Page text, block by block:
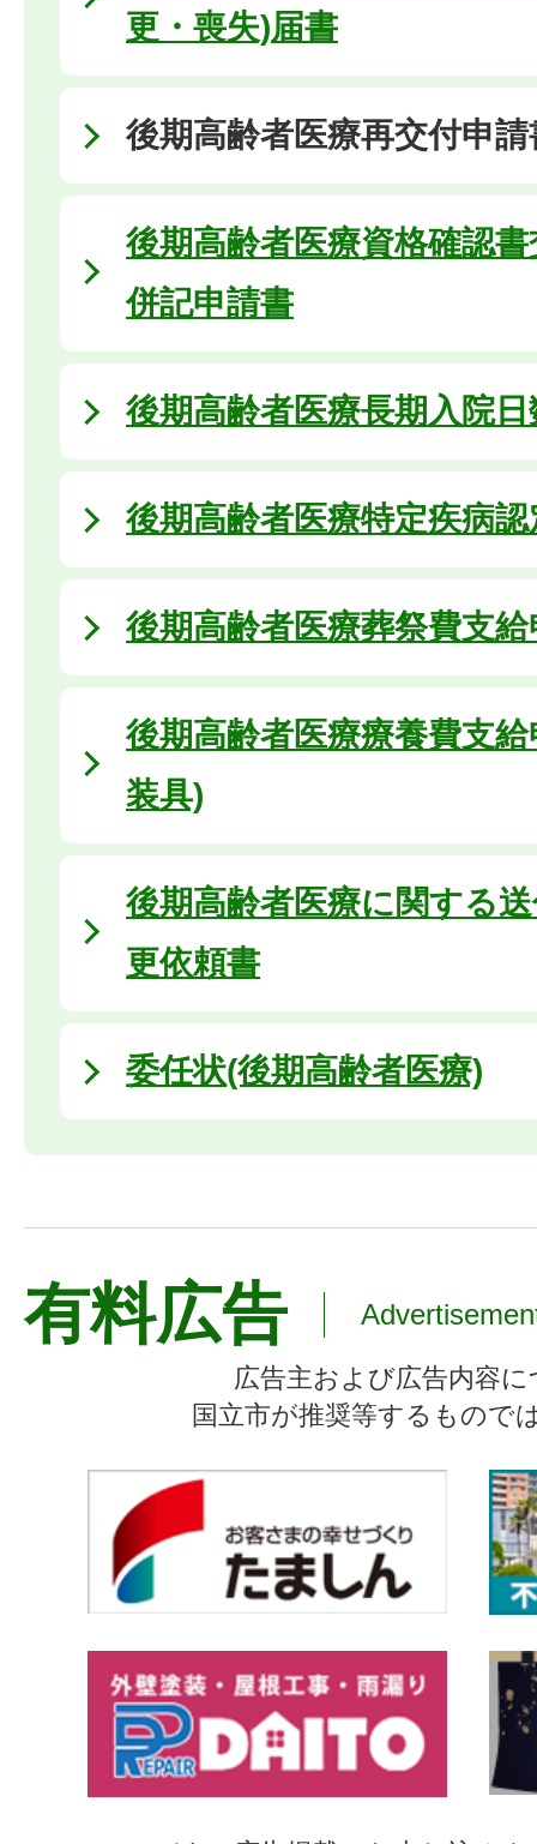
更・喪失)届書
後期高齢者医療再交付申請
後期高齢者医療資格確認
併記申請書
後期高齢者医療長期入院
後期高齢者医療特定疾病
後期高齢者医療葬祭費支
後期高齢者医療療養費支
装具)
後期高齢者医療に関する
更依頼書
委任状(後期高齢者医療)
有料広告
広告主および広告内容
国立市が推奨等するもので